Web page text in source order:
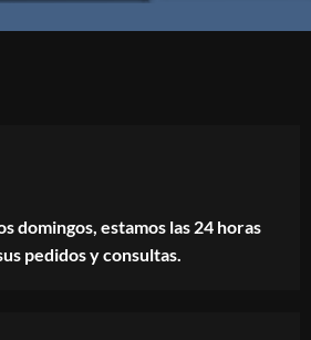
domingos, estamos las 24 horas
pedidos y consultas.